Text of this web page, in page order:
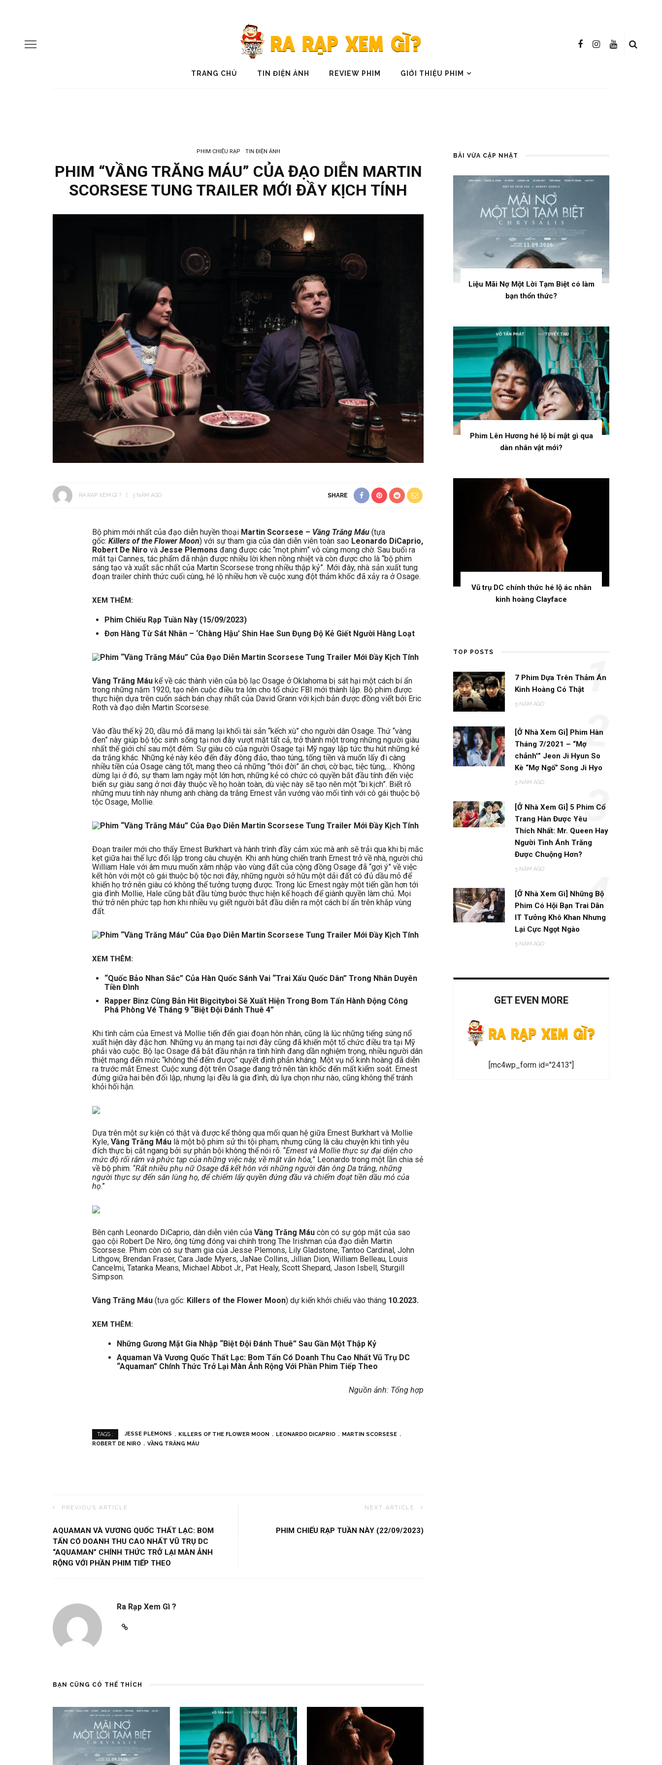
TRANG CHỦ TIN ĐIỆN ẢNH REVIEW PHIM GIỚI THIỆU PHIM
PHIM CHIẾU RẠP TIN ĐIỆN ẢNH
PHIM “VẦNG TRĂNG MÁU” CỦA ĐẠO DIỄN MARTIN
SCORSESE TUNG TRAILER MỚI ĐẦY KỊCH TÍNH
RA RẠP XEM GÌ ? 3 NĂM AGO SHARE
Bộ phim mới nhất của đạo diễn huyền thoại Martin Scorsese – Vầng Trăng Máu (tựa
gốc: Killers of the Flower Moon) với sự tham gia của dàn diễn viên toàn sao Leonardo DiCaprio,
Robert De Niro và Jesse Plemons đang được các “mọt phim” vô cùng mong chờ. Sau buổi ra
mắt tại Cannes, tác phẩm đã nhận được nhiều lời khen nồng nhiệt và còn được cho là “bộ phim
sáng tạo và xuất sắc nhất của Martin Scorsese trong nhiều thập kỷ”. Mới đây, nhà sản xuất tung
đoạn trailer chính thức cuối cùng, hé lộ nhiều hơn về cuộc xung đột thảm khốc đã xảy ra ở Osage.
XEM THÊM:
Phim Chiếu Rạp Tuần Này (15/09/2023)
Đơn Hàng Từ Sát Nhân – ‘Chàng Hậu’ Shin Hae Sun Đụng Độ Kẻ Giết Người Hàng Loạt
Vầng Trăng Máu kể về các thành viên của bộ lạc Osage ở Oklahoma bị sát hại một cách bí ẩn
trong những năm 1920, tạo nên cuộc điều tra lớn cho tổ chức FBI mới thành lập. Bộ phim được
thực hiện dựa trên cuốn sách bán chạy nhất của David Grann với kịch bản được đồng viết bởi Eric
Roth và đạo diễn Martin Scorsese.
Vào đầu thế kỷ 20, dầu mỏ đã mang lại khối tài sản “kếch xù” cho người dân Osage. Thứ “vàng
đen” này giúp bộ tộc sinh sống tại nơi đây vượt mặt tất cả, trở thành một trong những người giàu
nhất thế giới chỉ sau một đêm. Sự giàu có của người Osage tại Mỹ ngay lập tức thu hút những kẻ
da trắng khác. Những kẻ này kéo đến đây đông đảo, thao túng, tống tiền và muốn lấy đi càng
nhiều tiền của Osage càng tốt, mang theo cả những “thói đời” ăn chơi, cờ bạc, tiệc tùng,… Không
dừng lại ở đó, sự tham lam ngày một lớn hơn, những kẻ có chức có quyền bắt đầu tính đến việc
biến sự giàu sang ở nơi đây thuộc về họ hoàn toàn, dù việc này sẽ tạo nên một “bi kịch”. Biết rõ
những mưu tính này nhưng anh chàng da trắng Ernest vẫn vướng vào mối tình với cô gái thuộc bộ
tộc Osage, Mollie.
Đoạn trailer mới cho thấy Ernest Burkhart và hành trình đầy cảm xúc mà anh sẽ trải qua khi bị mắc
kẹt giữa hai thế lực đối lập trong câu chuyện. Khi anh hùng chiến tranh Ernest trở về nhà, người chú
William Hale với âm mưu muốn xâm nhập vào vùng đất của cộng đồng Osage đã “gợi ý” về việc
kết hôn với một cô gái thuộc bộ tộc nơi đây, những người sở hữu một dải đất có đủ dầu mỏ để
khiến họ trở nên giàu có không thể tưởng tượng được. Trong lúc Ernest ngày một tiến gần hơn tới
gia đình Mollie, Hale cũng bắt đầu từng bước thực hiện kế hoạch để giành quyền làm chủ. Mọi
thứ trở nên phức tạp hơn khi nhiều vụ giết người bắt đầu diễn ra một cách bí ẩn trên khắp vùng
đất.
XEM THÊM:
“Quốc Bảo Nhan Sắc” Của Hàn Quốc Sánh Vai “Trai Xấu Quốc Dân” Trong Nhân Duyên
Tiền Đình
Rapper Binz Cùng Bản Hit Bigcityboi Sẽ Xuất Hiện Trong Bom Tấn Hành Động Công
Phá Phòng Vé Tháng 9 “Biệt Đội Đánh Thuê 4”
Khi tình cảm của Ernest và Mollie tiến đến giai đoạn hôn nhân, cũng là lúc những tiếng súng nổ
xuất hiện dày đặc hơn. Những vụ án mạng tại nơi đây cũng đã khiến một tổ chức điều tra tại Mỹ
phải vào cuộc. Bộ lạc Osage đã bắt đầu nhận ra tình hình đang dần nghiệm trọng, nhiều người dân
thiệt mạng đến mức “không thể đếm được” quyết định phản kháng. Một vụ nổ kinh hoàng đã diễn
ra trước mắt Ernest. Cuộc xung đột trên Osage đang trở nên tàn khốc đến mất kiểm soát. Ernest
đứng giữa hai bên đối lập, nhưng lại đều là gia đình, dù lựa chọn như nào, cũng không thể tránh
khỏi hối hận.
Dựa trên một sự kiện có thật và được kể thông qua mối quan hệ giữa Ernest Burkhart và Mollie
Kyle, Vầng Trăng Máu là một bộ phim sử thi tội phạm, nhưng cũng là câu chuyện khi tình yêu
đích thực bị cắt ngang bởi sự phản bội không thể nói rõ. “Ernest và Mollie thực sự đại diện cho
mức độ rối rắm và phức tạp của những việc này, về mặt văn hóa,” Leonardo trong một lần chia sẻ
về bộ phim. “Rất nhiều phụ nữ Osage đã kết hôn với những người đàn ông Da trắng, những
người thực sự đến săn lùng họ, để chiếm lấy quyền đứng đầu và chiếm đoạt tiền dầu mỏ của
họ.”
Bên cạnh Leonardo DiCaprio, dàn diễn viên của Vầng Trăng Máu còn có sự góp mặt của sao
gạo cội Robert De Niro, ông từng đóng vai chính trong The Irishman của đạo diễn Martin
Scorsese. Phim còn có sự tham gia của Jesse Plemons, Lily Gladstone, Tantoo Cardinal, John
Lithgow, Brendan Fraser, Cara Jade Myers, JaNae Collins, Jillian Dion, William Belleau, Louis
Cancelmi, Tatanka Means, Michael Abbot Jr., Pat Healy, Scott Shepard, Jason Isbell, Sturgill
Simpson.
Vầng Trăng Máu (tựa gốc: Killers of the Flower Moon) dự kiến khởi chiếu vào tháng 10.2023.
XEM THÊM:
Những Gương Mặt Gia Nhập “Biệt Đội Đánh Thuê” Sau Gần Một Thập Kỷ
Aquaman Và Vương Quốc Thất Lạc: Bom Tấn Có Doanh Thu Cao Nhất Vũ Trụ DC
“Aquaman” Chính Thức Trở Lại Màn Ảnh Rộng Với Phần Phim Tiếp Theo
Nguồn ảnh: Tổng hợp
TAGS : JESSE PLEMONS KILLERS OF THE FLOWER MOON LEONARDO DICAPRIO
MARTIN SCORSESE
ROBERT DE NIRO
VẦNG TRĂNG MÁU
PREVIOUS ARTICLE
AQUAMAN VÀ VƯƠNG QUỐC THẤT LẠC: BOM
TẤN CÓ DOANH THU CAO NHẤT VŨ TRỤ DC
“AQUAMAN” CHÍNH THỨC TRỞ LẠI MÀN ẢNH
RỘNG VỚI PHẦN PHIM TIẾP THEO
NEXT ARTICLE
PHIM CHIẾU RẠP TUẦN NÀY (22/09/2023)
Ra Rạp Xem Gì ?
BẠN CŨNG CÓ THỂ THÍCH
BÀI VỪA CẬP NHẬT
Liệu Mãi Nợ Một Lời Tạm Biệt có làm
bạn thổn thức?
Phim Lên Hương hé lộ bí mật gì qua
dàn nhân vật mới?
Vũ trụ DC chính thức hé lộ ác nhân
kinh hoàng Clayface
TOP POSTS
7 Phim Dựa Trên Thảm Án
Kinh Hoàng Có Thật
5 NĂM AGO
1
[Ở Nhà Xem Gì] Phim Hàn
Tháng 7/2021 – “Mợ
chảnh'” Jeon Ji Hyun So
Kè “Mợ Ngố” Song Ji Hyo
5 NĂM AGO
2
[Ở Nhà Xem Gì] 5 Phim Cổ
Trang Hàn Được Yêu
Thích Nhất: Mr. Queen Hay
Người Tình Ánh Trăng
Được Chuộng Hơn?
5 NĂM AGO
3
[Ở Nhà Xem Gì] Những Bộ
Phim Có Hội Bạn Trai Dân
IT Tưởng Khô Khan Nhưng
Lại Cực Ngọt Ngào
5 NĂM AGO
4
GET EVEN MORE
[mc4wp_form id="2413"]